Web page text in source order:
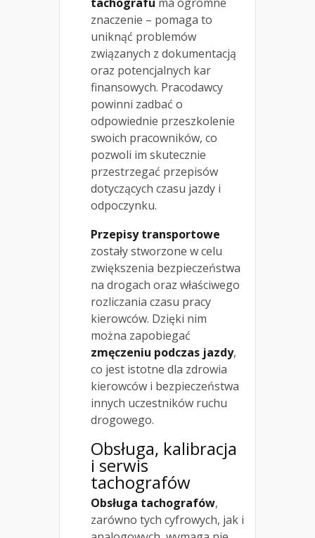
znaczenie – pomaga to
uniknąć problemów
związanych z dokumentacją
oraz potencjalnych kar
finansowych. Pracodawcy
powinni zadbać o
odpowiednie przeszkolenie
swoich pracowników, co
pozwoli im skutecznie
przestrzegać przepisów
dotyczących czasu jazdy i
odpoczynku.
Przepisy transportowe
zostały stworzone w celu
zwiększenia bezpieczeństwa
na drogach oraz właściwego
rozliczania czasu pracy
kierowców. Dzięki nim
można zapobiegać
zmęczeniu podczas jazdy,
co jest istotne dla zdrowia
kierowców i bezpieczeństwa
innych uczestników ruchu
drogowego.
Obsługa, kalibracja
i serwis
tachografów
Obsługa tachografów,
zarówno tych cyfrowych, jak i